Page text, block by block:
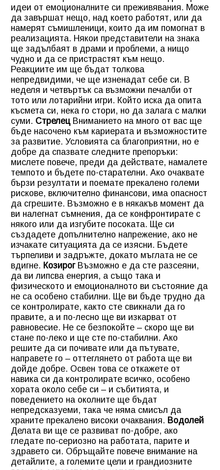
идеи от емоционалните си преживявания. Може
да завършат нещо, над което работят, или да
намерят съмишленици, които да им помогнат в
реализацията. Някои представители на знака
ще задълбаят в драми и проблеми, а нищо
чудно и да се пристрастят към нещо.
Реакциите им ще бъдат толкова
непредвидими, че ще изненадат себе си. В
неделя и четвъртък са възможни печалби от
тото или лотарийни игри. Който иска да опита
късмета си, нека го стори, но да залага с малки
суми. СтрелецВниманието на много от вас ще
бъде насочено към кариерата и възможностите
за развитие. Условията са благоприятни, но е
добре да спазвате следните препоръки:
мислете повече, преди да действате, намалете
темпото и бъдете по-старателни. Ако очаквате
бързи резултати и поемате прекалено големи
рискове, включително финансови, има опасност
да сгрешите. Възможно е в някакъв момент да
ви налегнат съмнения, да се конфронтирате с
някого или да изгубите посоката. Ще си
създадете допълнително напрежение, ако не
изчакате ситуацията да се изясни. Бъдете
търпеливи и задръжте, докато мъглата не се
вдигне. КозирогВъзможно е да сте разсеяни,
да ви липсва енергия, а също така и
физическото и емоционалното ви състояние да
не са особено стабилни. Ще ви бъде трудно да
се контролирате, както сте свикнали да го
правите, а и по-лесно ще ви изкарват от
равновесие. Не се безпокойте – скоро ще ви
стане по-леко и ще сте по-стабилни. Ако
решите да си почивате или да пътувате,
направете го – оттеглянето от работа ще ви
дойде добре. Освен това се откажете от
навика си да контролирате всичко, особено
хората около себе си – и събитията, и
поведението на околните ще бъдат
непредсказуеми, така че няма смисъл да
храните прекалено високи очаквания. Водолей
Делата ви ще се развиват по-добре, ако
гледате по-сериозно на работата, парите и
здравето си. Обръщайте повече внимание на
детайлите, а големите цели и грандиозните